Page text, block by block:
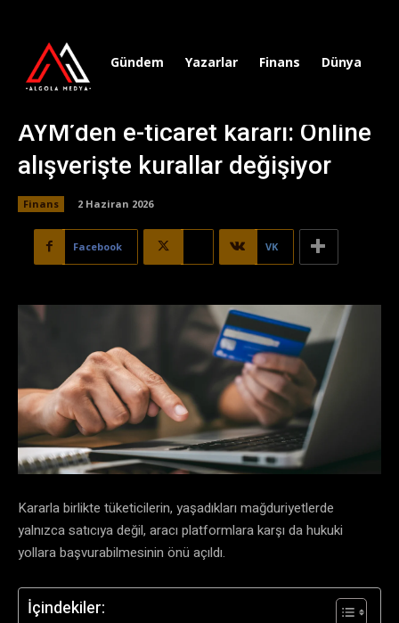
Gündem Yazarlar Finans Dünya
AYM’den e-ticaret kararı: Online
alışverişte kurallar değişiyor
Finans 2 Haziran 2026
Facebook VK
Kararla birlikte tüketicilerin, yaşadıkları mağduriyetlerde
yalnızca satıcıya değil, aracı platformlara karşı da hukuki
yollara başvurabilmesinin önü açıldı.
İçindekiler: